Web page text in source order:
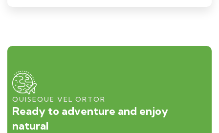
QUISEQUE VEL ORTOR
Ready to adventure and enjoy
natural